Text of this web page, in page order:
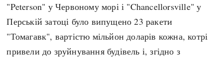
"Peterson" у Червоному морі і "Chancellorsville" у
Перській затоці було випущено 23 ракети
"Томагавк", вартістю мільйон доларів кожна, котрі
привели до зруйнування будівель і, згідно з